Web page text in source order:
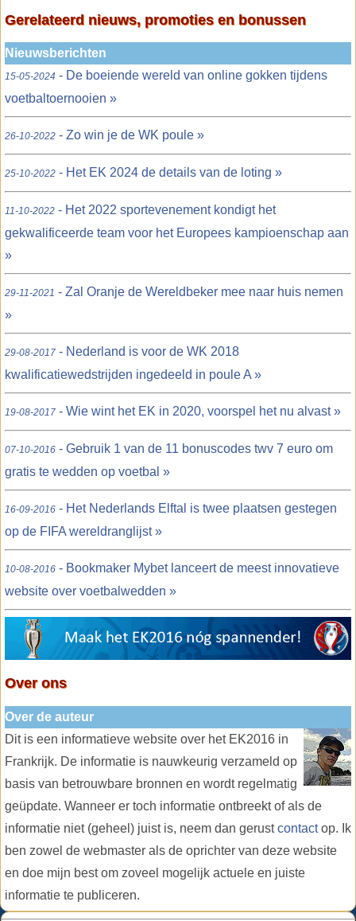
Gerelateerd nieuws, promoties en bonussen
Nieuwsberichten
15-05-2024 - De boeiende wereld van online gokken tijdens
voetbaltoernooien »
26-10-2022 - Zo win je de WK poule »
25-10-2022 - Het EK 2024 de details van de loting »
11-10-2022 - Het 2022 sportevenement kondigt het
gekwalificeerde team voor het Europees kampioenschap aan
»
29-11-2021 - Zal Oranje de Wereldbeker mee naar huis nemen
»
29-08-2017 - Nederland is voor de WK 2018
kwalificatiewedstrijden ingedeeld in poule A »
19-08-2017 - Wie wint het EK in 2020, voorspel het nu alvast »
07-10-2016 - Gebruik 1 van de 11 bonuscodes twv 7 euro om
gratis te wedden op voetbal »
16-09-2016 - Het Nederlands Elftal is twee plaatsen gestegen
op de FIFA wereldranglijst »
10-08-2016 - Bookmaker Mybet lanceert de meest innovatieve
website over voetbalwedden »
Over ons
Over de auteur
Dit is een informatieve website over het EK2016 in
Frankrijk. De informatie is nauwkeurig verzameld op
basis van betrouwbare bronnen en wordt regelmatig
geüpdate. Wanneer er toch informatie ontbreekt of als de
informatie niet (geheel) juist is, neem dan gerustcontactop. Ik
ben zowel de webmaster als de oprichter van deze website
en doe mijn best om zoveel mogelijk actuele en juiste
informatie te publiceren.